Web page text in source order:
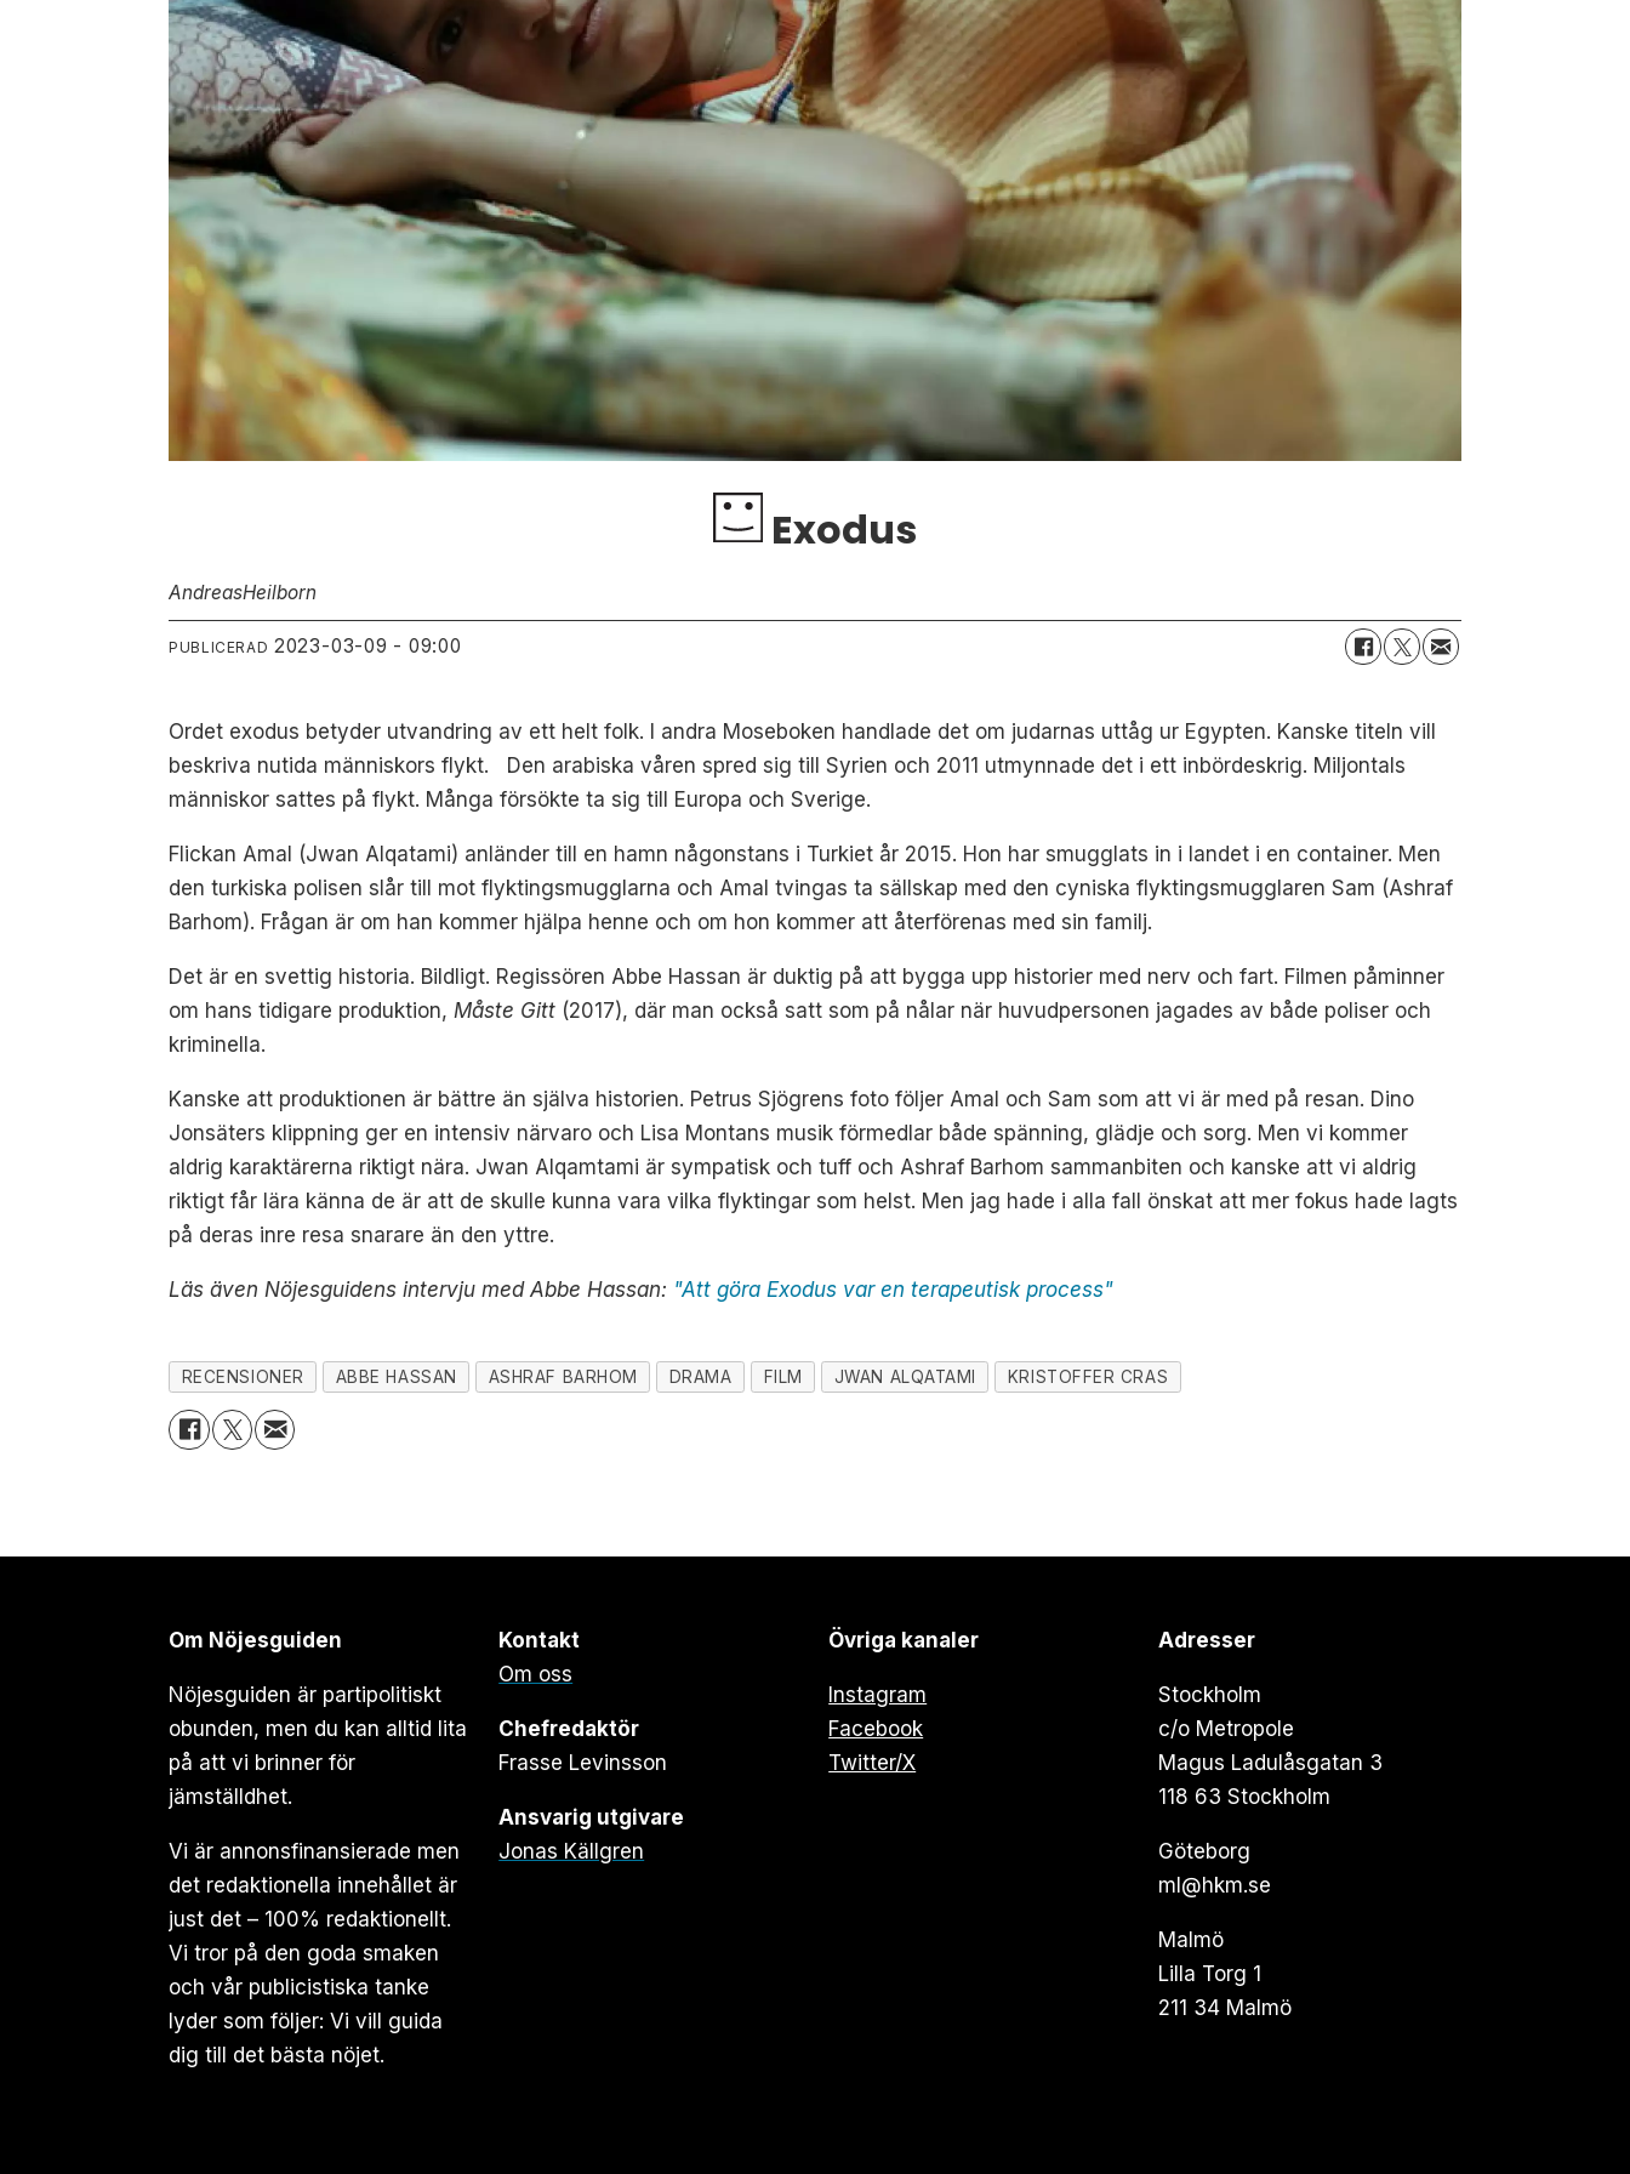
Exodus
AndreasHeilborn
PUBLICERAD 2023-03-09 - 09:00
Ordet exodus betyder utvandring av ett helt folk. I andra Moseboken handlade det om judarnas uttåg ur Egypten. Kanske titeln vill
beskriva nutida människors flykt. Den arabiska våren spred sig till Syrien och 2011 utmynnade det i ett inbördeskrig. Miljontals
människor sattes på flykt. Många försökte ta sig till Europa och Sverige.
Flickan Amal (Jwan Alqatami) anländer till en hamn någonstans i Turkiet år 2015. Hon har smugglats in i landet i en container. Men
den turkiska polisen slår till mot flyktingsmugglarna och Amal tvingas ta sällskap med den cyniska flyktingsmugglaren Sam (Ashraf
Barhom). Frågan är om han kommer hjälpa henne och om hon kommer att återförenas med sin familj.
Det är en svettig historia. Bildligt. Regissören Abbe Hassan är duktig på att bygga upp historier med nerv och fart. Filmen påminner
om hans tidigare produktion,Måste Gitt (2017), där man också satt som på nålar när huvudpersonen jagades av både poliser och
kriminella.
Kanske att produktionen är bättre än själva historien. Petrus Sjögrens foto följer Amal och Sam som att vi är med på resan. Dino
Jonsäters klippning ger en intensiv närvaro och Lisa Montans musik förmedlar både spänning, glädje och sorg. Men vi kommer
aldrig karaktärerna riktigt nära. Jwan Alqamtami är sympatisk och tuff och Ashraf Barhom sammanbiten och kanske att vi aldrig
riktigt får lära känna de är att de skulle kunna vara vilka flyktingar som helst. Men jag hade i alla fall önskat att mer fokus hade lagts
på deras inre resa snarare än den yttre.
Läs även Nöjesguidens intervju med Abbe Hassan: "Att göra Exodus var en terapeutisk process"
RECENSIONER ABBE HASSAN ASHRAF BARHOM DRAMA FILM JWAN ALQATAMI KRISTOFFER CRAS
Om Nöjesguiden
Nöjesguiden är partipolitiskt
obunden, men du kan alltid lita
på att vi brinner för
jämställdhet.
Vi är annonsfinansierade men
det redaktionella innehållet är
just det – 100% redaktionellt.
Vi tror på den goda smaken
och vår publicistiska tanke
lyder som följer: Vi vill guida
dig till det bästa nöjet.
Kontakt
Om oss
Chefredaktör
Frasse Levinsson
Ansvarig utgivare
Jonas Källgren
Övriga kanaler
Instagram
Facebook
Twitter/X
Adresser
Stockholm
c/o Metropole
Magus Ladulåsgatan 3
118 63 Stockholm
Göteborg
ml@hkm.se
Malmö
Lilla Torg 1
211 34 Malmö